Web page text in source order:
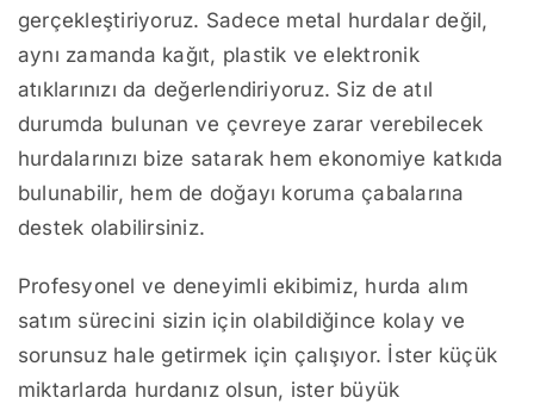
gerçekleştiriyoruz. Sadece metal hurdalar değil,
aynı zamanda kağıt, plastik ve elektronik
atıklarınızı da değerlendiriyoruz. Siz de atıl
durumda bulunan ve çevreye zarar verebilecek
hurdalarınızı bize satarak hem ekonomiye katkıda
bulunabilir, hem de doğayı koruma çabalarına
destek olabilirsiniz.
Profesyonel ve deneyimli ekibimiz, hurda alım
satım sürecini sizin için olabildiğince kolay ve
sorunsuz hale getirmek için çalışıyor. İster küçük
miktarlarda hurdanız olsun, ister büyük